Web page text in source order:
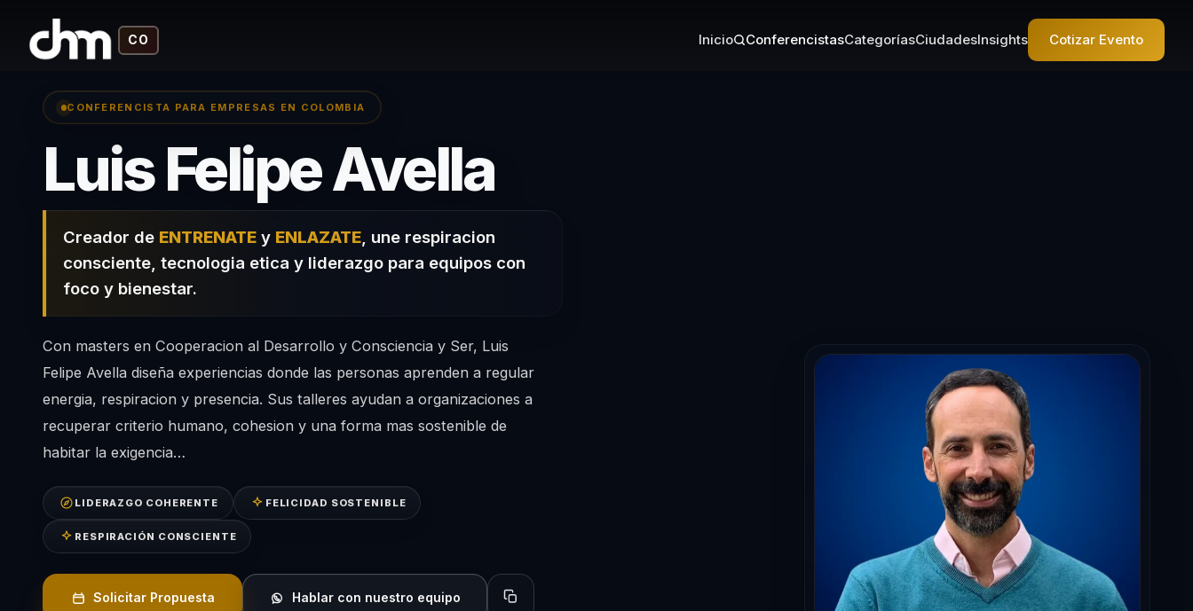
CO Inicio ConferencistasCategoríasCiudadesInsights Cotizar Evento
CONFERENCISTA PARA EMPRESAS EN COLOMBIA
Luis Felipe Avella– Conferencista en
Creador de ENTRENATEy ENLAZATE, une respiracion
consciente, tecnologia etica y liderazgo para equipos con
foco y bienestar.
Con masters en Cooperacion al Desarrollo y Consciencia y Ser, Luis
Felipe Avella diseña experiencias donde las personas aprenden a regular
energia, respiracion y presencia. Sus talleres ayudan a organizaciones a
recuperar criterio humano, cohesion y una forma mas sostenible de
habitar la exigencia…
LIDERAZGO COHERENTE FELICIDAD SOSTENIBLE
RESPIRACIÓN CONSCIENTE
Solicitar Propuesta Hablar con nuestro equipo Copiar perfil para compartir